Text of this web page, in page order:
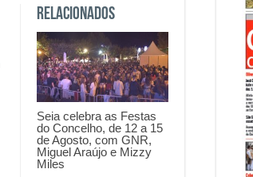
Relacionados
Seia celebra as Festas
do Concelho, de 12 a 15
de Agosto, com GNR,
Miguel Araújo e Mizzy
Miles